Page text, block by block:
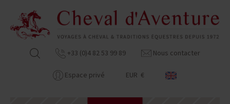
+33 (0)4 82 53 99 89 Nous contacter
Espace privé EUR €